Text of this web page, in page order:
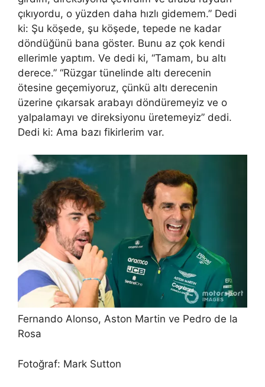
çıkıyordu, o yüzden daha hızlı gidemem.” Dedi
ki: Şu köşede, şu köşede, tepede ne kadar
döndüğünü bana göster. Bunu az çok kendi
ellerimle yaptım. Ve dedi ki, “Tamam, bu altı
derece.” “Rüzgar tünelinde altı derecenin
ötesine geçemiyoruz, çünkü altı derecenin
üzerine çıkarsak arabayı döndüremeyiz ve o
yalpalamayı ve direksiyonu üretemeyiz” dedi.
Dedi ki: Ama bazı fikirlerim var.
Fernando Alonso, Aston Martin ve Pedro de la
Rosa
Fotoğraf: Mark Sutton